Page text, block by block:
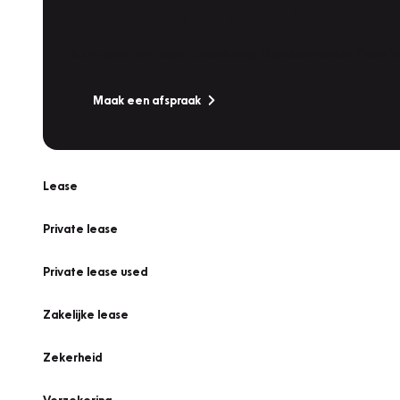
Maak een afspraak
Lease
Private lease
Private lease used
Zakelijke lease
Zekerheid